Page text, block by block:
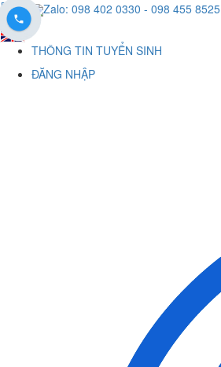
Zalo: 098 402 0330 - 098 455 8525
THÔNG TIN TUYỂN SINH
ĐĂNG NHẬP